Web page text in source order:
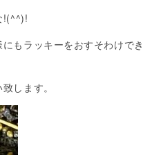
!(^^)!
もラッキーをおすそわけでき
します。